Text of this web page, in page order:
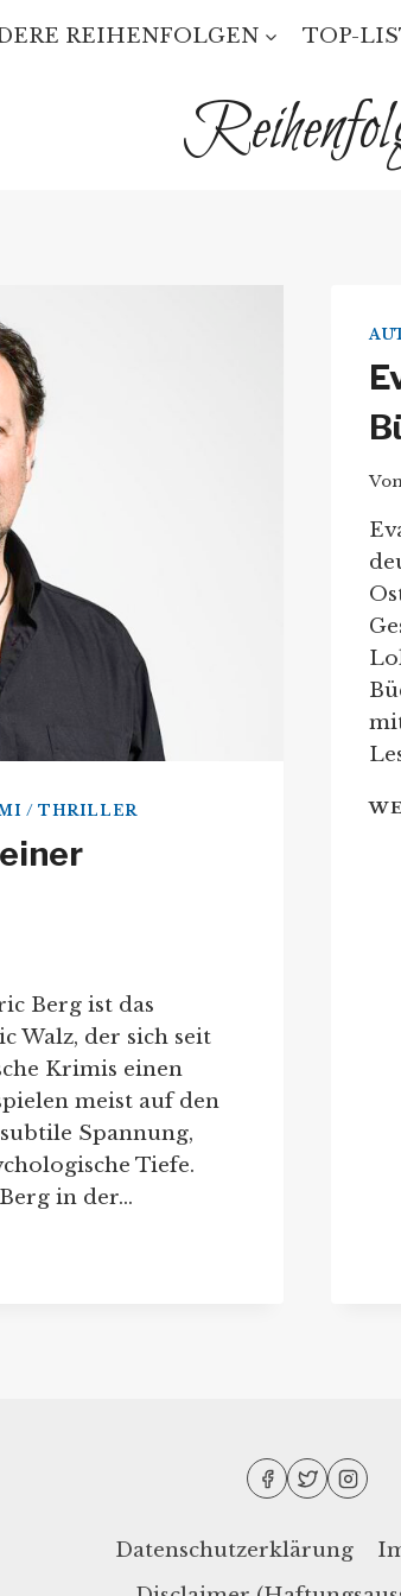
REIHENFOLGEN TOP-
/ THRILLER
Berg ist das
Walz, der sich seit
Krimis einen
meist auf den
Spannung,
Tiefe.
in der…
Datenschutzerklärung